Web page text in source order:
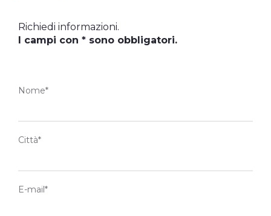
Richiedi informazioni.
I campi con * sono obbligatori.
Nome*
Città*
E-mail*